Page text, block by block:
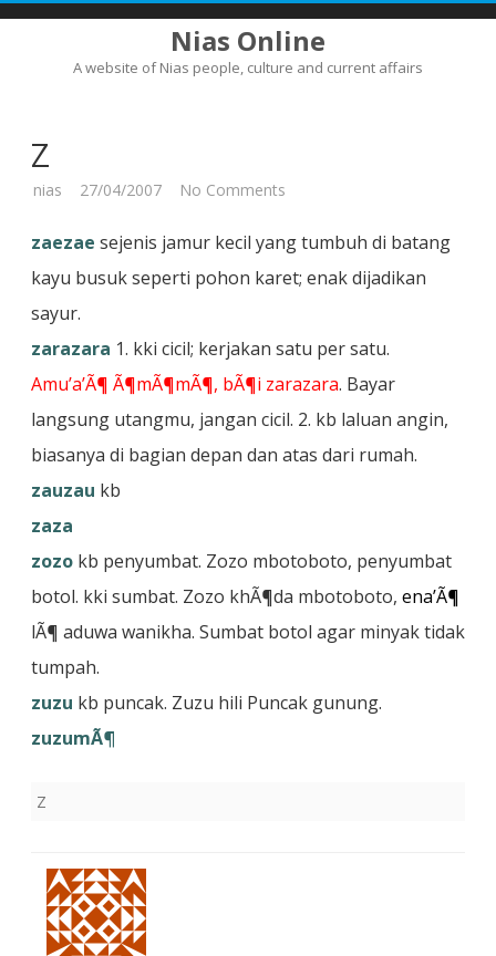
Nias Online
A website of Nias people, culture and current affairs
Z
nias 27/04/2007 No Comments
zaezae sejenis jamur kecil yang tumbuh di batang
kayu busuk seperti pohon karet; enak dijadikan
sayur.
zarazara 1. kki cicil; kerjakan satu per satu.
Amu’a’Ã¶ Ã¶mÃ¶mÃ¶, bÃ¶i zarazara. Bayar
langsung utangmu, jangan cicil. 2. kb laluan angin,
biasanya di bagian depan dan atas dari rumah.
zauzau kb
zaza
zozo kb penyumbat. Zozo mbotoboto, penyumbat
botol. kki sumbat. Zozo khÃ¶da mbotoboto, ena’Ã¶
lÃ¶ aduwa wanikha. Sumbat botol agar minyak tidak
tumpah.
zuzu kb puncak. Zuzu hili Puncak gunung.
zuzumÃ¶
Z